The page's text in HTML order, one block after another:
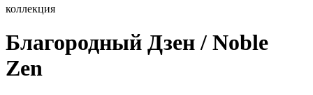
коллекция
Благородный Дзен / Noble
Zen